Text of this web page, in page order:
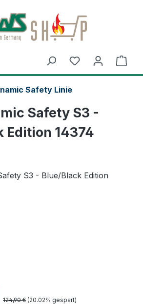
Safety Linie
Safety S3 -
Edition 14374
Regulärer Preis:
124,90 € (20.02% gespart)